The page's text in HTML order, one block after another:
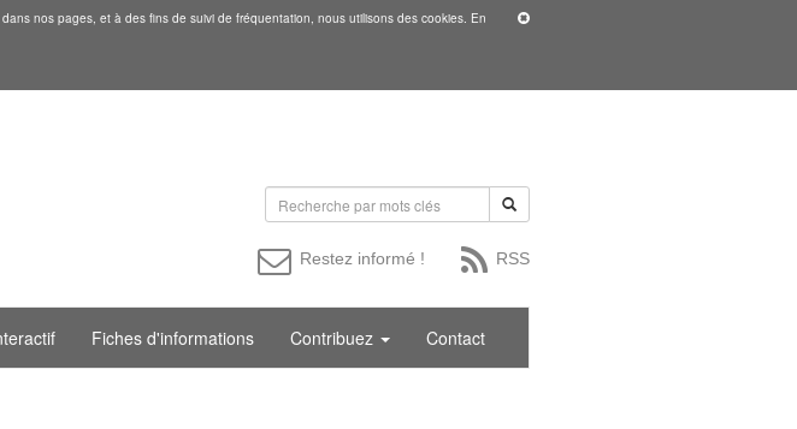
nos pages, et à des fins de suivi de fréquentation, nous utilisons des cookies. En
RSS
Restez informé !
Fiches d'informations Contribuez Contact